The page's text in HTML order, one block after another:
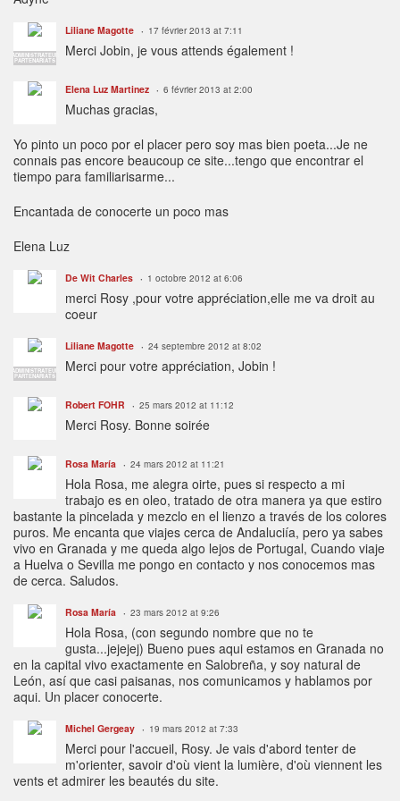
ADMINISTRATEUR
PARTENARIATS
Liliane Magotte 17 février 2013 at 7:11
Merci Jobin, je vous attends également !
Elena Luz Martinez 6 février 2013 at 2:00
Muchas gracias,
Yo pinto un poco por el placer pero soy mas bien poeta...Je ne
connais pas encore beaucoup ce site...tengo que encontrar el
tiempo para familiarisarme...
Encantada de conocerte un poco mas
Elena Luz
De Wit Charles 1 octobre 2012 at 6:06
merci Rosy ,pour votre appréciation,elle me va droit au
coeur
ADMINISTRATEUR
PARTENARIATS
Liliane Magotte 24 septembre 2012 at 8:02
Merci pour votre appréciation, Jobin !
Robert FOHR 25 mars 2012 at 11:12
Merci Rosy. Bonne soirée
Rosa María 24 mars 2012 at 11:21
Hola Rosa, me alegra oirte, pues si respecto a mi
trabajo es en oleo, tratado de otra manera ya que estiro
bastante la pincelada y mezclo en el lienzo a través de los colores
puros. Me encanta que viajes cerca de Andaluciía, pero ya sabes
vivo en Granada y me queda algo lejos de Portugal, Cuando viaje
a Huelva o Sevilla me pongo en contacto y nos conocemos mas
de cerca. Saludos.
Rosa María 23 mars 2012 at 9:26
Hola Rosa, (con segundo nombre que no te
gusta...jejejej) Bueno pues aqui estamos en Granada no
en la capital vivo exactamente en Salobreña, y soy natural de
León, así que casi paisanas, nos comunicamos y hablamos por
aqui. Un placer conocerte.
Michel Gergeay 19 mars 2012 at 7:33
Merci pour l'accueil, Rosy. Je vais d'abord tenter de
m'orienter, savoir d'où vient la lumière, d'où viennent les
vents et admirer les beautés du site.